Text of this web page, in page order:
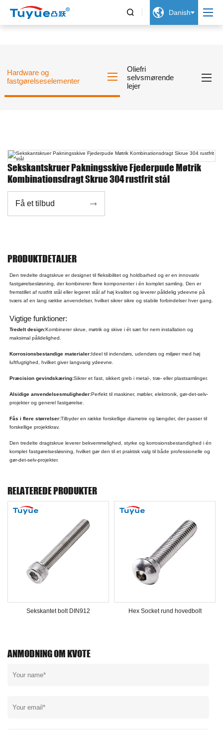
  Danish
Hardware og
fastgørelseselementer
Oliefri
selvsmørende
lejer
Sekskantskruer Pakningsskive Fjederpude Møtrik
Kombinationsdragt Skrue 304 rustfrit stål
Få et tilbud 
PRODUKTDETALJER
Den tredelte dragtskrue er designet til fleksibilitet og holdbarhed og er en innovativ
fastgørelsesløsning, der kombinerer flere komponenter i én komplet samling. Den er
fremstillet af rustfrit stål eller legeret stål af høj kvalitet og leverer pålidelig ydeevne på
tværs af en lang række anvendelser, hvilket sikrer sikre og stabile forbindelser hver gang.
Vigtige funktioner:
Tredelt design:Kombinerer skrue, møtrik og skive i ét sæt for nem installation og
maksimal pålidelighed.
Korrosionsbestandige materialer:Ideel til indendørs, udendørs og miljøer med høj
luftfugtighed, hvilket giver langvarig ydeevne.
Præcision gevindskæring:Sikrer et fast, sikkert greb i metal-, træ- eller plastsamlinger.
Alsidige anvendelsesmuligheder:Perfekt til maskiner, møbler, elektronik, gør-det-selv-
projekter og generel fastgørelse.
Fås i flere størrelser:Tilbyder en række forskellige diametre og længder, der passer til
forskellige projektkrav.
Den tredelte dragtskrue leverer bekvemmelighed, styrke og korrosionsbestandighed i én
komplet fastgørelsesløsning, hvilket gør den til et praktisk valg til både professionelle og
gør-det-selv-projekter.
RELATEREDE PRODUKTER
Sekskantet bolt DIN912 Hex Socket rund hovedbolt
ANMODNING OM KVOTE